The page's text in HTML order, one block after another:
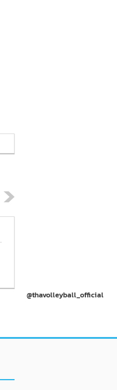
@thavolleyball_official